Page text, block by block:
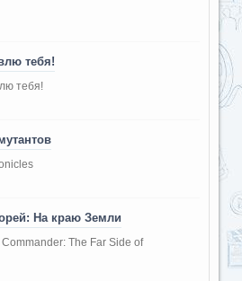
тебя!
тебя!
На краю Земли
The Far Side of